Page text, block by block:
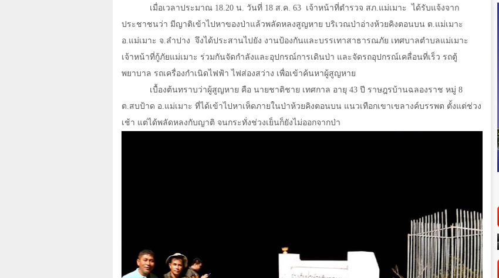
เมื่อเวลาประมาณ 18.20 น. วันที่ 18 ส.ค. 63 เจ้าหน้าที่ตำรวจ สภ.แม่เมาะ
ได้รับแจ้งจาก
ประชาชนว่า มีญาติเข้าไปหาของป่าแล้วพลัดหลงสูญหาย บริเวณป่าอ่างห้วยคิงตอนบน ต.แม่เมาะ
อ.แม่เมาะ จ.ลำปาง จึงได้ประสานไปยัง งานป้องกันและบรรเทาสาธารณภัย เทศบาลตำบลแม่เมาะ
เจ้าหน้าที่กู้ภัยแม่เมาะ ร่วมกันจัดกำลังและอุปกรณ์การเดินป่า และจัดรถอุปกรณ์เคลื่อนที่เร็ว รถตู้
พยาบาล รถเครื่องกำเนิดไฟฟ้า ไฟส่องสว่าง เพื่อเข้าค้นหาผู้สูญหาย
เบื้องต้นทราบว่าผู้สูญหาย คือ นายชาติชาย เทศกาล อายุ 43 ปี ราษฎรบ้านฉลองราช หมู่ 8
ต.สบป้าด อ.แม่เมาะ ที่ได้เข้าไปหาเห็ดภายในป่าห้วยคิงตอนบน แนวเทือกเขาเขลางค์บรรพต ตั้งแต่ช่วง
เช้า แต่ได้พลัดหลงกับญาติ จนกระทั่งช่วงเย็นก็ยังไม่ออกจากป่า